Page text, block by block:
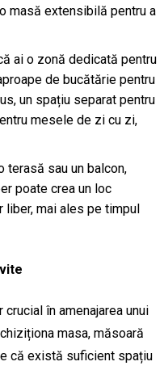
masă extensibilă pentru a
ai o zonă dedicată pentru
de bucătărie pentru
un spațiu separat pentru
mesele de zi cu zi,
terasă sau un balcon,
poate crea un loc
liber, mai ales pe timpul
în amenajarea unui
masa, măsoară
că există suficient spațiu